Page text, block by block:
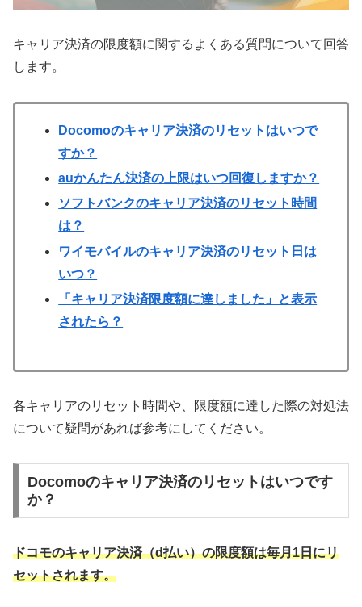
キャリア決済の限度額に関するよくある質問について回答
します。
Docomoのキャリア決済のリセットはいつで
すか？
auかんたん決済の上限はいつ回復しますか？
ソフトバンクのキャリア決済のリセット時間
は？
ワイモバイルのキャリア決済のリセット日は
いつ？
「キャリア決済限度額に達しました」と表示
されたら？
各キャリアのリセット時間や、限度額に達した際の対処法
について疑問があれば参考にしてください。
Docomoのキャリア決済のリセットはいつです
か？
ドコモのキャリア決済（d払い）の限度額は毎月1日にリ
セットされます。